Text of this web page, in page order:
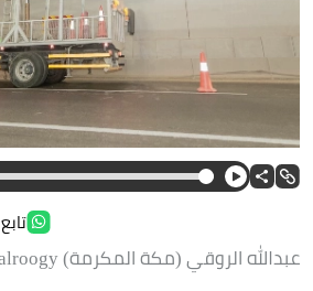
عبدالله الروقي (مكة المكرمة) alroogy@